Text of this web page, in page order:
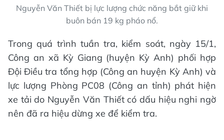
Nguyễn Văn Thiết bị lực lượng chức năng bắt giữ khi
buôn bán 19 kg pháo nổ.
Trong quá trình tuần tra, kiểm soát, ngày 15/1,
Công an xã Kỳ Giang (huyện Kỳ Anh) phối hợp
Đội Điều tra tổng hợp (Công an huyện Kỳ Anh) và
lực lượng Phòng PC08 (Công an tỉnh) phát hiện
xe tải do Nguyễn Văn Thiết có dấu hiệu nghi ngờ
nên đã ra hiệu dừng xe để kiểm tra.